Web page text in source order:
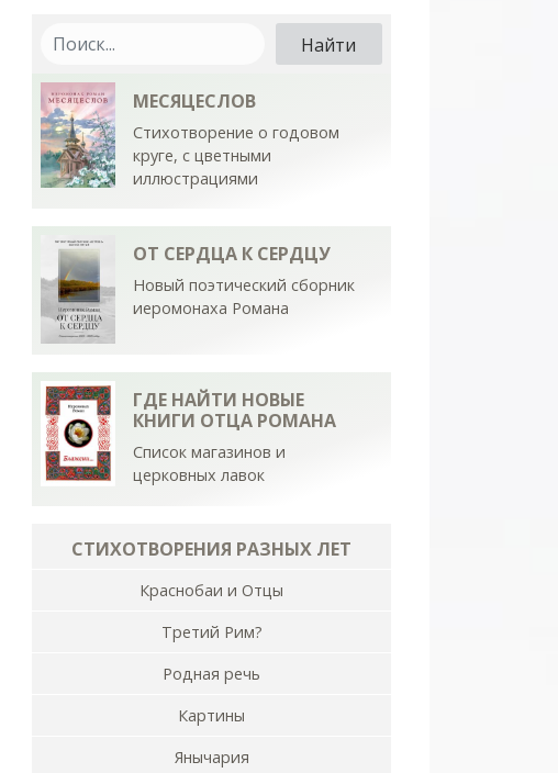
МЕСЯЦЕСЛОВ
Стихотворение о годовом
круге, с цветными
иллюстрациями
ОТ СЕРДЦА К СЕРДЦУ
Новый поэтический сборник
иеромонаха Романа
ГДЕ НАЙТИ НОВЫЕ
КНИГИ ОТЦА РОМАНА
Список магазинов и
церковных лавок
СТИХОТВОРЕНИЯ РАЗНЫХ ЛЕТ
Краснобаи и Отцы
Третий Рим?
Родная речь
Картины
Янычария